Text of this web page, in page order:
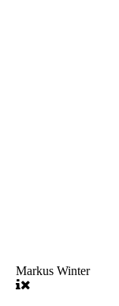
Markus Winter